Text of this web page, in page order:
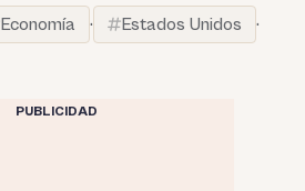
Economía · Estados Unidos
·
PUBLICIDAD